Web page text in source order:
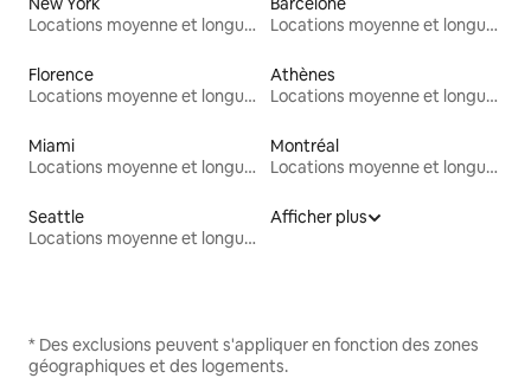
Locations moyenne et longue durée
Locations moyenne et longue durée
Florence
Locations moyenne et longue durée
Athènes
Locations moyenne et longue durée
Miami
Locations moyenne et longue durée
Montréal
Locations moyenne et longue durée
Seattle
Locations moyenne et longue durée
Afficher plus
* Des exclusions peuvent s'appliquer en fonction des zones
géographiques et des logements.